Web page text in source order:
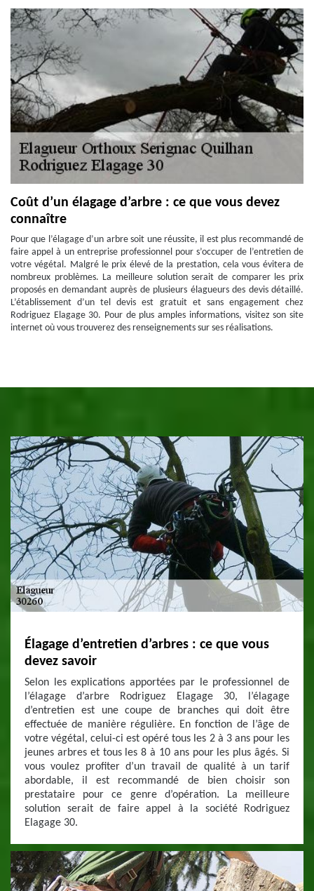
Coût d’un élagage d’arbre : ce que vous devez
connaître
Pour que l’élagage d’un arbre soit une réussite, il est plus recommandé de
faire appel à un entreprise professionnel pour s’occuper de l’entretien de
votre végétal. Malgré le prix élevé de la prestation, cela vous évitera de
nombreux problèmes. La meilleure solution serait de comparer les prix
proposés en demandant auprès de plusieurs élagueurs des devis détaillé.
L’établissement d’un tel devis est gratuit et sans engagement chez
Rodriguez Elagage 30. Pour de plus amples informations, visitez son site
internet où vous trouverez des renseignements sur ses réalisations.
Élagage d’entretien d’arbres : ce que vous
devez savoir
Selon les explications apportées par le professionnel de
l’élagage d’arbre Rodriguez Elagage 30, l’élagage
d’entretien est une coupe de branches qui doit être
effectuée de manière régulière. En fonction de l’âge de
votre végétal, celui-ci est opéré tous les 2 à 3 ans pour les
jeunes arbres et tous les 8 à 10 ans pour les plus âgés. Si
vous voulez profiter d’un travail de qualité à un tarif
abordable, il est recommandé de bien choisir son
prestataire pour ce genre d’opération. La meilleure
solution serait de faire appel à la société Rodriguez
Elagage 30.